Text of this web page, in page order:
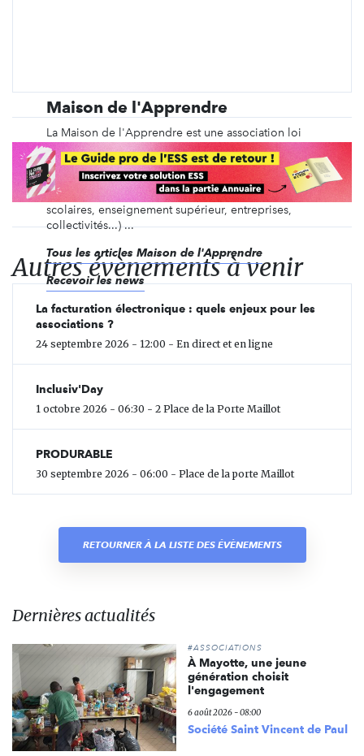
Maison de l'Apprendre
La Maison de l'Apprendre est une association loi
1901 crée en avril 2019 pour accompagner le
développement de "territoires apprenants". Elle
fédère et accompagne une communauté d'acteurs
variés (individus, associations, établissements
scolaires, enseignement supérieur, entreprises,
collectivités...) ...
Tous les articles Maison de l'Apprendre
Recevoir les news
Autres évènements à venir
La facturation électronique : quels enjeux pour les
associations ?
24 septembre 2026 - 12:00 - En direct et en ligne
Inclusiv'Day
1 octobre 2026 - 06:30 - 2 Place de la Porte Maillot
PRODURABLE
30 septembre 2026 - 06:00 - Place de la porte Maillot
RETOURNER À LA LISTE DES ÉVÈNEMENTS
Dernières actualités
#ASSOCIATIONS
À Mayotte, une jeune
génération choisit
l'engagement
6 août 2026 - 08:00
Société Saint Vincent de Paul